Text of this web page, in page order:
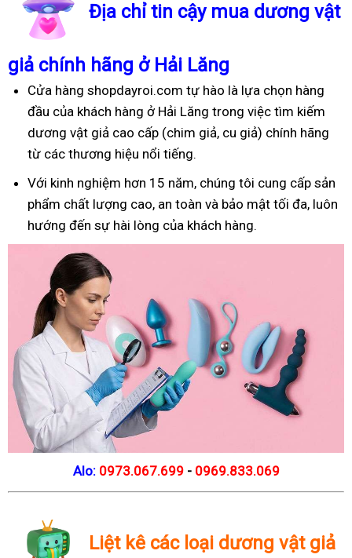
Địa chỉ tin cậy mua dương vật
giả chính hãng ở Hải Lăng
Cửa hàng shopdayroi.com tự hào là lựa chọn hàng
đầu của khách hàng ở Hải Lăng trong việc tìm kiếm
dương vật giả cao cấp (chim giả, cu giả) chính hãng
từ các thương hiệu nổi tiếng.
Với kinh nghiệm hơn 15 năm, chúng tôi cung cấp sản
phẩm chất lượng cao, an toàn và bảo mật tối đa, luôn
hướng đến sự hài lòng của khách hàng.
Alo: 0973.067.699 - 0969.833.069
Liệt kê các loại dương vật giả